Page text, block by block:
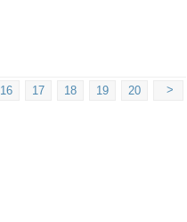
>
20
19
18
17
16